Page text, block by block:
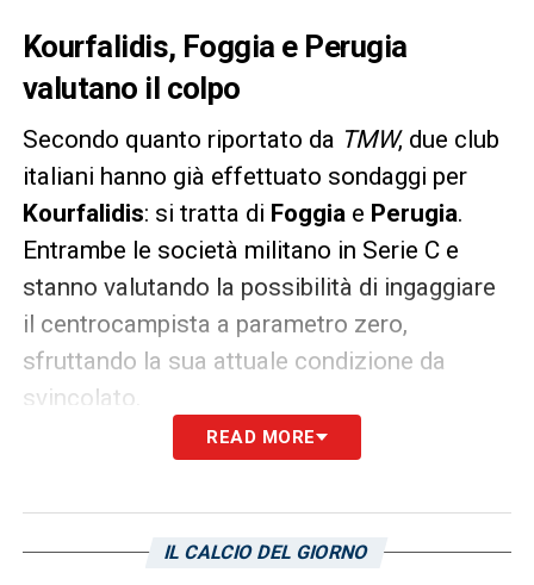
Kourfalidis, Foggia e Perugia
valutano il colpo
Secondo quanto riportato da TMW, due club
italiani hanno già effettuato sondaggi per
Kourfalidis: si tratta di Foggiae Perugia.
Entrambe le società militano in Serie C e
stanno valutando la possibilità di ingaggiare
il centrocampista a parametro zero,
sfruttando la sua attuale condizione da
svincolato.
Kourfalidissi tratterebbe dell’occasione
trovare continuità, centralità e un ruolo
READ MORE
IL CALCIO DEL GIORNO